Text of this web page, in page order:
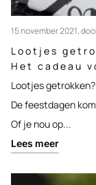
15 november 2021,
Lootjes
Het cadeau
Lootjes
De feestdagen
Of je nou op...
Lees meer